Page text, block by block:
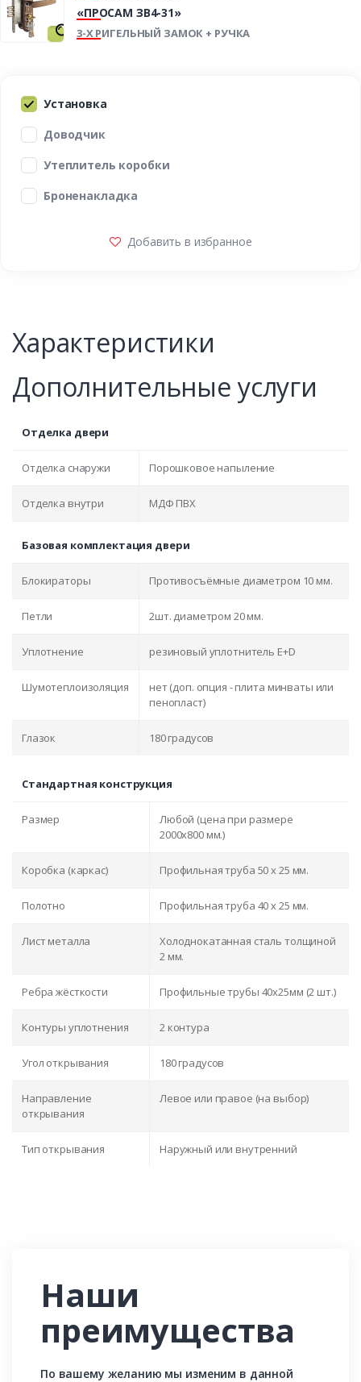
«ПРОСАМ ЗВ4-31»
3-Х РИГЕЛЬНЫЙ ЗАМОК + РУЧКА
Установка
Доводчик
Утеплитель коробки
Броненакладка
Добавить в избранное
Характеристики
Дополнительные услуги
Отделка двери
Отделка снаружи Порошковое напыление
Отделка внутри МДФ ПВХ
Базовая комплектация двери
Блокираторы Противосъёмные диаметром 10 мм.
Петли 2шт. диаметром 20 мм.
Уплотнение резиновый уплотнитель E+D
Шумотеплоизоляция
нет (доп. опция - плита минваты или
пенопласт)
Глазок 180 градусов
Стандартная конструкция
Размер
Любой (цена при размере
2000x800 мм.)
Коробка (каркас) Профильная труба 50 х 25 мм.
Полотно Профильная труба 40 х 25 мм.
Лист металла
Холоднокатанная сталь толщиной
2 мм.
Ребра жёсткости Профильные трубы 40х25мм (2 шт.)
Контуры уплотнения 2 контура
Угол открывания 180 градусов
Направление
открывания
Левое или правое (на выбор)
Тип открывания Наружный или внутренний
Наши
преимущества
По вашему желанию мы изменим в данной